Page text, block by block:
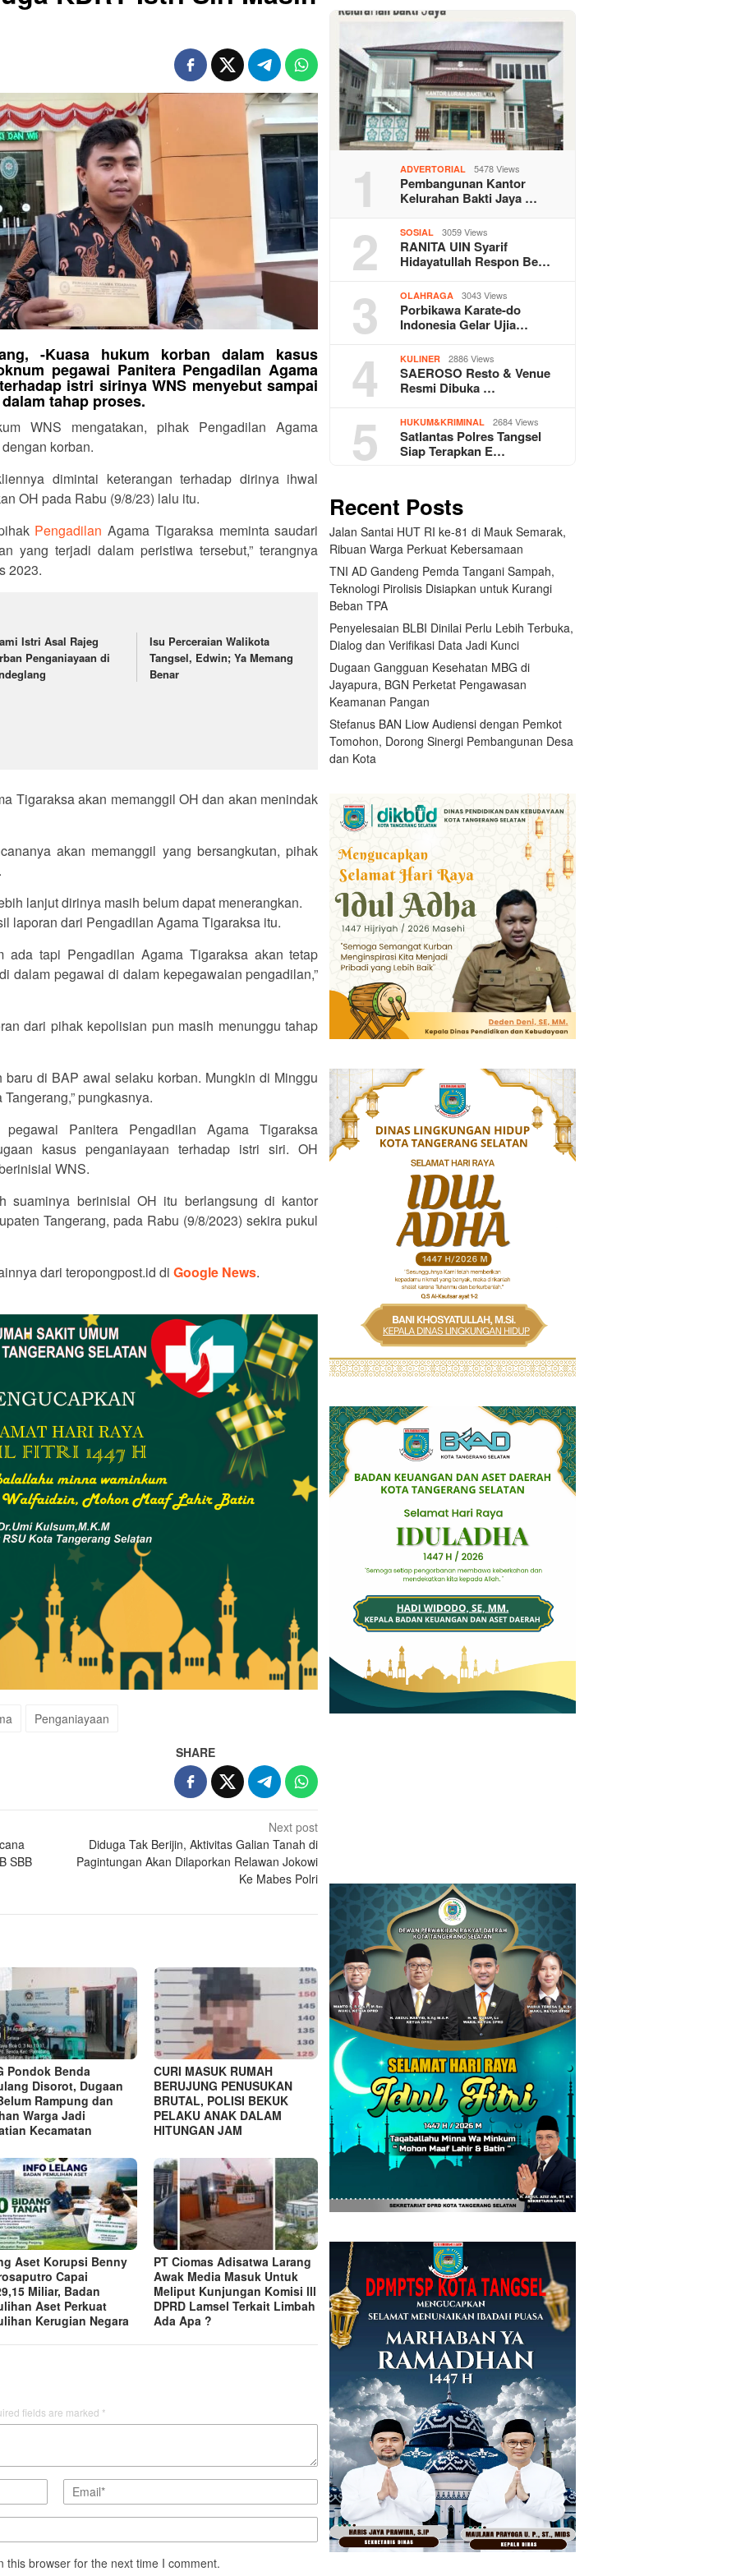
-Kuasa hukum korban dalam kasus
pegawai Panitera Pengadilan Agama
istri sirinya WNS menyebut sampai
tahap proses.
WNS mengatakan, pihak Pengadilan Agama
korban.
dimintai keterangan terhadap dirinya ihwal
OH pada Rabu (9/8/23) lalu itu.
Pengadilan Agama Tigaraksa meminta saudari
yang terjadi dalam peristiwa tersebut,” terangnya
2023.
Istri Asal Rajeg
Penganiayaan di
Isu Perceraian Walikota
Tangsel, Edwin; Ya Memang
Benar
Tigaraksa akan memanggil OH dan akan menindak
akan memanggil yang bersangkutan, pihak
lanjut dirinya masih belum dapat menerangkan.
laporan dari Pengadilan Agama Tigaraksa itu.
ada tapi Pengadilan Agama Tigaraksa akan tetap
dalam pegawai di dalam kepegawaian pengadilan,”
dari pihak kepolisian pun masih menunggu tahap
baru di BAP awal selaku korban. Mungkin di Minggu
pungkasnya.
Panitera Pengadilan Agama Tigaraksa
kasus penganiayaan terhadap istri siri. OH
WNS.
suaminya berinisial OH itu berlangsung di kantor
Tangerang, pada Rabu (9/8/2023) sekira pukul
dari teropongpost.id di Google News.
Penganiayaan
SHARE
SBB
Next post
Diduga Tak Berijin, Aktivitas Galian Tanah di
Pagintungan Akan Dilaporkan Relawan Jokowi
Ke Mabes Polri
Pondok Benda
Disorot, Dugaan
Rampung dan
Warga Jadi
Kecamatan
CURI MASUK RUMAH
BERUJUNG PENUSUKAN
BRUTAL, POLISI BEKUK
PELAKU ANAK DALAM
HITUNGAN JAM
Aset Korupsi Benny
Capai
Miliar, Badan
Aset Perkuat
Kerugian Negara
PT Ciomas Adisatwa Larang
Awak Media Masuk Untuk
Meliput Kunjungan Komisi lll
DPRD Lamsel Terkait Limbah
Ada Apa ?
fields are marked *
this browser for the next time I comment.
1 ADVERTORIAL 5478 Views
Pembangunan Kantor
Kelurahan Bakti Jaya …
2 SOSIAL 3059 Views
RANITA UIN Syarif
Hidayatullah Respon Be…
3 OLAHRAGA 3043 Views
Porbikawa Karate-do
Indonesia Gelar Ujia…
4 KULINER 2886 Views
SAEROSO Resto & Venue
Resmi Dibuka …
5 HUKUM&KRIMINAL 2684 Views
Satlantas Polres Tangsel
Siap Terapkan E…
Recent Posts
Jalan Santai HUT RI ke-81 di Mauk Semarak,
Ribuan Warga Perkuat Kebersamaan
TNI AD Gandeng Pemda Tangani Sampah,
Teknologi Pirolisis Disiapkan untuk Kurangi
Beban TPA
Penyelesaian BLBI Dinilai Perlu Lebih Terbuka,
Dialog dan Verifikasi Data Jadi Kunci
Dugaan Gangguan Kesehatan MBG di
Jayapura, BGN Perketat Pengawasan
Keamanan Pangan
Stefanus BAN Liow Audiensi dengan Pemkot
Tomohon, Dorong Sinergi Pembangunan Desa
dan Kota